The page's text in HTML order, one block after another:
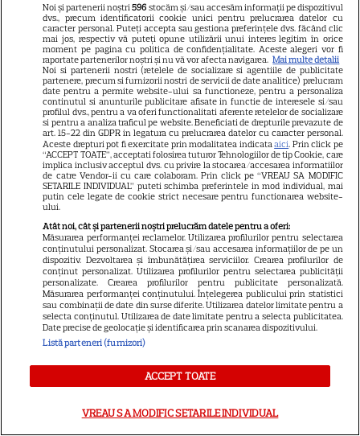
Zaharova, purtătoarea de
cuvânt a Ministerului rus de
Externe, a făcut anunțul, în
urmă cu puțin timp
Ce a aflat Daniela despre
Valentin A DEVASTAT-O și abia
Noi și partenerii noștri596 stocăm și/sau accesăm informații pe dispozitivul
dvs., precum identificatorii cookie unici pentru prelucrarea datelor cu
caracter personal. Puteți accepta sau gestiona preferințele dvs. făcând clic
mai jos, respectiv vă puteți opune utilizării unui interes legitim în orice
moment pe pagina cu politica de confidențialitate. Aceste alegeri vor fi
raportate partenerilor noștri și nu vă vor afecta navigarea. Mai multe detalii
Noi si partenerii nostri (retelele de socializare si agentiile de publicitate
partenere, precum si furnizorii nostri de servicii de date analitice) prelucram
date pentru a permite website-ului sa functioneze, pentru a personaliza
continutul si anunturile publicitare afisate in functie de interesele si/sau
profilul dvs., pentru a va oferi functionalitati aferente retelelor de socializare
si pentru a analiza traficul pe website. Beneficiati de drepturile prevazute de
art. 15-22 din GDPR in legatura cu prelucrarea datelor cu caracter personal.
Aceste drepturi pot fi exercitate prin modalitatea indicataaici. Prin click pe
“ACCEPT TOATE”, acceptati folosirea tuturor Tehnologiilor de tip Cookie, care
implica inclusiv acceptul dvs. cu privire la stocarea/accesarea informatiilor
de catre Vendor-ii cu care colaboram. Prin click pe “VREAU SA MODIFIC
SETARILE INDIVIDUAL” puteti schimba preferintele in mod individual, mai
putin cele legate de cookie strict necesare pentru functionarea website-
ului.
Atât noi, cât și partenerii noștri prelucrăm datele pentru a oferi:
Măsurarea performanței reclamelor. Utilizarea profilurilor pentru selectarea
conținutului personalizat. Stocarea și/sau accesarea informațiilor de pe un
dispozitiv. Dezvoltarea și îmbunătățirea serviciilor. Crearea profilurilor de
conținut personalizat. Utilizarea profilurilor pentru selectarea publicității
personalizate. Crearea profilurilor pentru publicitate personalizată.
Măsurarea performanței conținutului. Înțelegerea publicului prin statistici
sau combinații de date din surse diferite. Utilizarea datelor limitate pentru a
selecta conținutul. Utilizarea de date limitate pentru a selecta publicitatea.
Date precise de geolocație și identificarea prin scanarea dispozitivului.
Listă parteneri (furnizori)
ACCEPT TOATE
VREAU SA MODIFIC SETARILE INDIVIDUAL